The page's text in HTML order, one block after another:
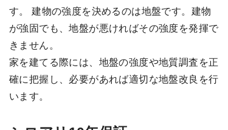
す。 建物の強度を決めるのは地盤です。建物
が強固でも、地盤が悪ければその強度を発揮で
きません。
家を建てる際には、地盤の強度や地質調査を正
確に把握し、必要があれば適切な地盤改良を行
います。